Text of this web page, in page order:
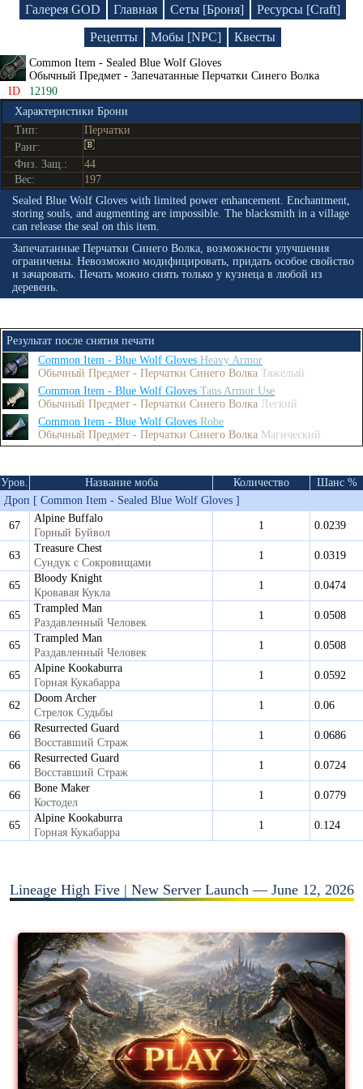
Галерея GOD Главная Сеты [Броня]
Ресурсы [Craft]
Рецепты
Мобы [NPC] Квесты
Common Item - Sealed Blue Wolf Gloves
Обычный Предмет - Запечатанные Перчатки Синего Волка
ID
12190
Характеристики Брони
Тип:
Перчатки
Ранг:
Физ. Защ.:
44
Вес:
197
Sealed Blue Wolf Gloves with limited power enhancement. Enchantment,
storing souls, and augmenting are impossible. The blacksmith in a village
can release the seal on this item.
Запечатанные Перчатки Синего Волка, возможности улучшения
ограничены. Невозможно модифицировать, придать особое свойство
и зачаровать. Печать можно снять только у кузнеца в любой из
деревень.
Результат после снятия печати
Common Item - Blue Wolf Gloves Heavy Armor
Обычный Предмет - Перчатки Синего Волка Тяжелый
Common Item - Blue Wolf Gloves Tans Armor Use
Обычный Предмет - Перчатки Синего Волка Легкий
Common Item - Blue Wolf Gloves Robe
Обычный Предмет - Перчатки Синего Волка Магический
Уров. Название моба Количество
Шанс %
Дроп [ Common Item - Sealed Blue Wolf Gloves ]
67
Alpine Buffalo
Горный Буйвол
1 0.0239
63
Treasure Chest
Сундук с Сокровищами
1 0.0319
65
Bloody Knight
Кровавая Кукла
1 0.0474
65
Trampled Man
Раздавленный Человек
1 0.0508
65
Trampled Man
Раздавленный Человек
1 0.0508
65
Alpine Kookaburra
Горная Кукабарра
1 0.0592
62
Doom Archer
Стрелок Судьбы
1 0.06
66
Resurrected Guard
Восставший Страж
1 0.0686
66
Resurrected Guard
Восставший Страж
1 0.0724
66
Bone Maker
Костодел
1 0.0779
65
Alpine Kookaburra
Горная Кукабарра
1 0.124
Lineage High Five | New Server Launch — June 12, 2026